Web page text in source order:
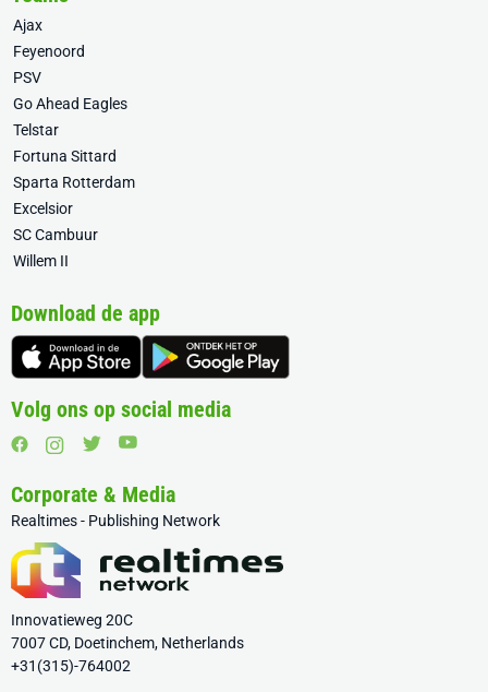
Ajax
Feyenoord
PSV
Go Ahead Eagles
Telstar
Fortuna Sittard
Sparta Rotterdam
Excelsior
SC Cambuur
Willem II
Download de app
Volg ons op social media
Corporate & Media
Realtimes - Publishing Network
Innovatieweg 20C
7007 CD, Doetinchem, Netherlands
+31(315)-764002